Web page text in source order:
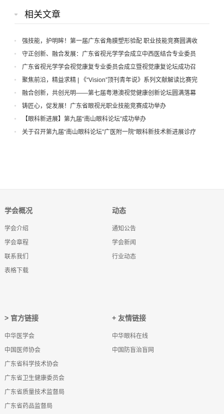
相关文章
强技能，护明眸！第一届广东省角膜塑形验配 职业技能竞赛圆满收
官
守正创新、融合发展：广东省视光学学会成立中西医结合专业委员
会
广东省视光学学会视觉康复专业委员会成立暨视觉康复论坛成功召
开
聚焦前沿，精益求精 | 《“Vision”顶刊青年说》系列文献解读比赛完
美收官
融合创新，共创光明——第七届粤港澳视觉健康创新论坛圆满落幕
铸匠心，促发展！广东省眼视光职业技能竞赛成功举办
【眼科新进展】第九届“南山眼科论坛”成功举办
关于召开第九届“南山眼科论坛”广医附一院“眼科新技术新进展诊疗
学会概况
学会介绍
学会章程
联系我们
表格下载
动态
通知公告
学会新闻
行业动态
> 官方链接
中华医学会
中国医师协会
广东省科学技术协会
广东省卫生健康委员会
广东省质量技术监督局
广东省药品监督局
+ 友情链接
中华眼科在线
中国防盲治盲网